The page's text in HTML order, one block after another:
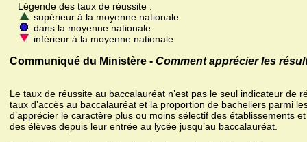
Légende des taux de réussite :
supérieur à la moyenne nationale
dans la moyenne nationale
inférieur à la moyenne nationale
Communiqué du Ministère - Comment apprécier les
Le taux de réussite au baccalauréat n’est pas le seul indicateur de
taux d’accès au baccalauréat et la proportion de bacheliers parmi
d’apprécier le caractère plus ou moins sélectif des établissements
des élèves depuis leur entrée au lycée jusqu’au baccalauréat.